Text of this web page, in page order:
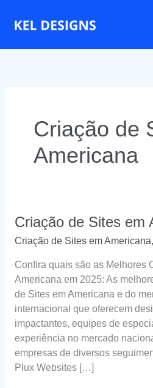
para
conteúdo
Criação de
Americana
Criação de Sites em
Criação de Sites em Americana,
Confira quais são as Melhores
Americana em 2025: As
de Sites em Americana e do
internacional que oferecem
impactantes, equipes de
experiência no mercado
empresas de diversos
Plux Websites […]